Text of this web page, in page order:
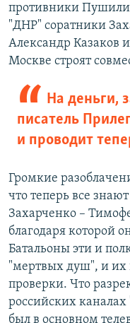
противники
"ДНР" соратники
Александр Казаков
Москве строят
На деньги,
писатель
и проводит
Громкие
что теперь все
Захарченко –
благодаря которой
Батальоны эти и
"мертвых душ", и их
проверки. Что
российских
был в основном